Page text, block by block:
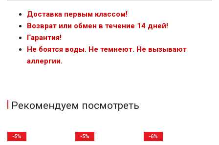
Доставка первым классом!
Возврат или обмен в течение 14 дней!
Гарантия!
Не боятся воды. Не темнеют. Не вызывают
аллергии.
Рекомендуем посмотреть
-5% -5% -6%